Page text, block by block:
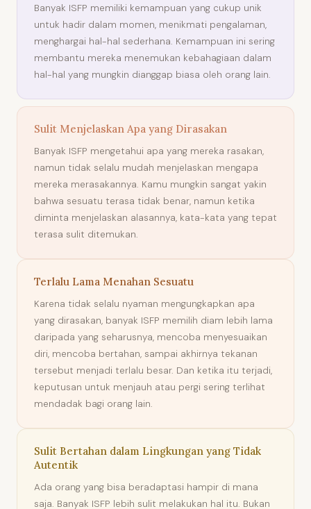
Banyak ISFP memiliki kemampuan yang cukup unik
untuk hadir dalam momen, menikmati pengalaman,
menghargai hal-hal sederhana. Kemampuan ini sering
membantu mereka menemukan kebahagiaan dalam
hal-hal yang mungkin dianggap biasa oleh orang lain.
Sulit Menjelaskan Apa yang Dirasakan
Banyak ISFP mengetahui apa yang mereka rasakan,
namun tidak selalu mudah menjelaskan mengapa
mereka merasakannya. Kamu mungkin sangat yakin
bahwa sesuatu terasa tidak benar, namun ketika
diminta menjelaskan alasannya, kata-kata yang tepat
terasa sulit ditemukan.
Terlalu Lama Menahan Sesuatu
Karena tidak selalu nyaman mengungkapkan apa
yang dirasakan, banyak ISFP memilih diam lebih lama
daripada yang seharusnya, mencoba menyesuaikan
diri, mencoba bertahan, sampai akhirnya tekanan
tersebut menjadi terlalu besar. Dan ketika itu terjadi,
keputusan untuk menjauh atau pergi sering terlihat
mendadak bagi orang lain.
Sulit Bertahan dalam Lingkungan yang Tidak
Autentik
Ada orang yang bisa beradaptasi hampir di mana
saja. Banyak ISFP lebih sulit melakukan hal itu. Bukan